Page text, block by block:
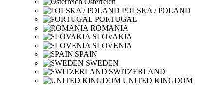
Österreich
POLSKA / POLAND
PORTUGAL
ROMANIA
SLOVAKIA
SLOVENIA
SPAIN
SWEDEN
SWITZERLAND
UNITED KINGDOM